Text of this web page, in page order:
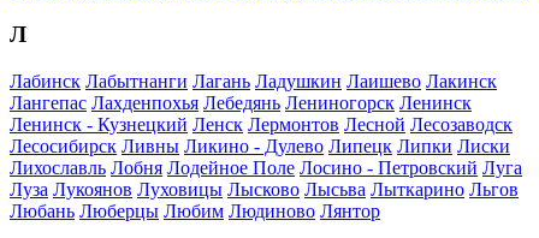
Л
Лабинск Лабытнанги Лагань Ладушкин Лаишево Лакинск
Лангепас Лахденпохья Лебедянь Лениногорск Ленинск
Ленинск - Кузнецкий Ленск Лермонтов Лесной Лесозаводск
Лесосибирск Ливны Ликино - Дулево Липецк Липки Лиски
Лихославль Лобня Лодейное Поле Лосино - Петровский Луга
Луза Лукоянов Луховицы Лысково Лысьва Лыткарино Льгов
Любань Люберцы Любим Людиново Лянтор